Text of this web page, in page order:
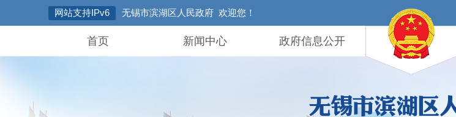
网站支持IPv6 无锡市滨湖区人民政府 欢迎您！
首页 新闻中心 政府信息公开